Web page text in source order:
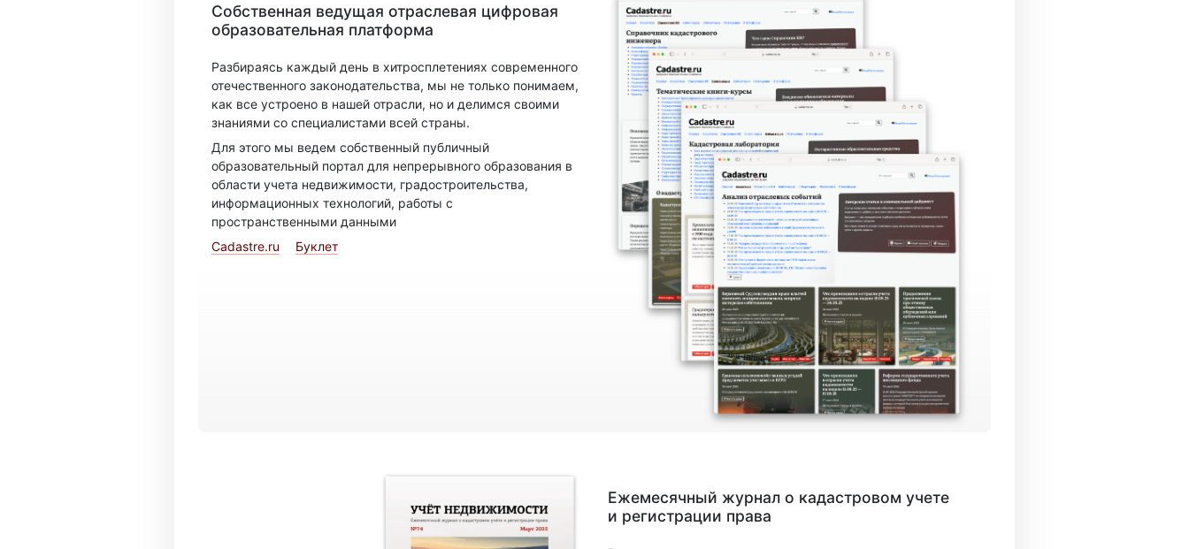
Собственная ведущая отраслевая цифровая
образовательная платформа
Разбираясь каждый день в хитросплетениях современного
отечественного законодательства, мы не только понимаем,
как все устроено в нашей отрасли, но и делимся своими
знаниями со специалистами всей страны.
Для этого мы ведем собственный публичный
образовательный портал для непрерывного образования в
области учета недвижимости, градостроительства,
информационных технологий, работы с
пространственными данными
Cadastre.ru
Буклет
Ежемесячный журнал о кадастровом учете
и регистрации права